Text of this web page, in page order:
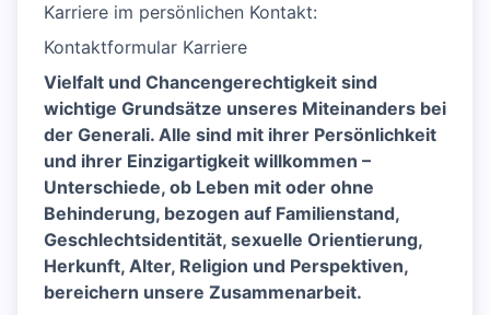
Karriere im persönlichen Kontakt:
Kontaktformular Karriere
Vielfalt und Chancengerechtigkeit sind
wichtige Grundsätze unseres Miteinanders bei
der Generali. Alle sind mit ihrer Persönlichkeit
und ihrer Einzigartigkeit willkommen –
Unterschiede, ob Leben mit oder ohne
Behinderung, bezogen auf Familienstand,
Geschlechtsidentität, sexuelle Orientierung,
Herkunft, Alter, Religion und Perspektiven,
bereichern unsere Zusammenarbeit.